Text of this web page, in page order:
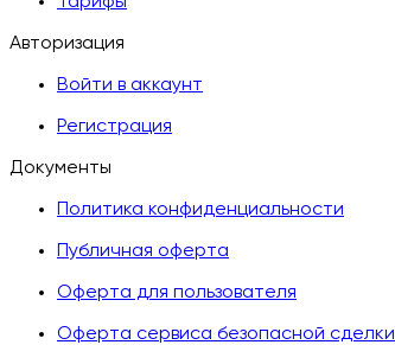
Авторизация
Войти в аккаунт
Регистрация
Документы
Политика конфиденциальности
Публичная оферта
Оферта для пользователя
Оферта сервиса безопасной сделки